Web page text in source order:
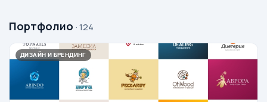
Портфолио · 124
ДИЗАЙН И БРЕНДИНГ